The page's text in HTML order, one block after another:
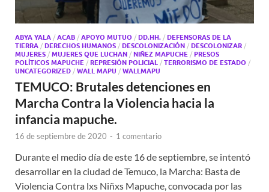
ABYA YALA / ACAB / APOYO MUTUO / DD.HH. / DEFENSORAS DE LA
TIERRA / DERECHOS HUMANOS / DESCOLONIZACIÓN / DESCOLONIZAR /
MUJERES / MUJERES QUE LUCHAN / NIÑEZ MAPUCHE / PRESOS
POLÍTICOS MAPUCHE / REPRESIÓN POLICIAL / TERRORISMO DE ESTADO /
UNCATEGORIZED / WALL MAPU / WALLMAPU
TEMUCO: Brutales detenciones en
Marcha Contra la Violencia hacia la
infancia mapuche.
16 de septiembre de 2020 - 1 comentario
Durante el medio día de este 16 de septiembre, se intentó
desarrollar en la ciudad de Temuco, la Marcha: Basta de
Violencia Contra lxs Niñxs Mapuche, convocada por las